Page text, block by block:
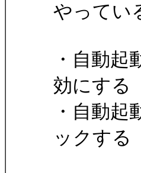
やってい
・自動
効にする
・自動
ックする